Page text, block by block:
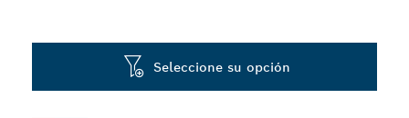
Seleccione su opción